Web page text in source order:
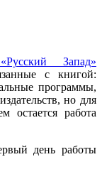
Запад»
с книгой:
программы,
но для
остается работа
день работы